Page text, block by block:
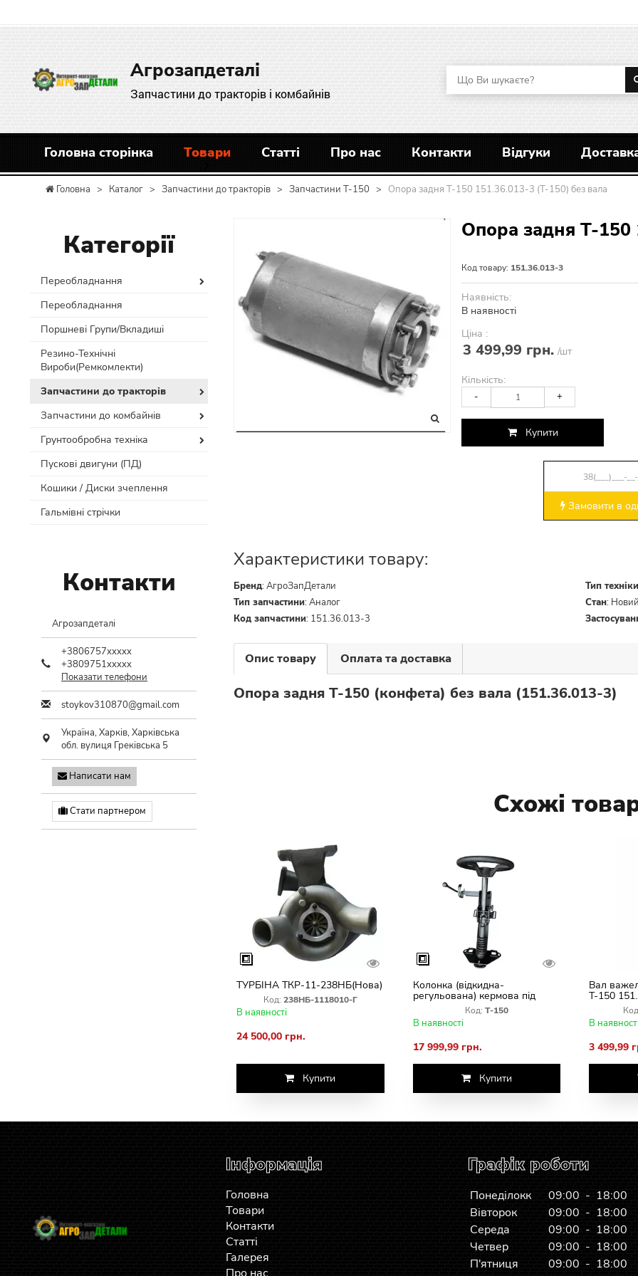
Агрозапдеталі
Запчастини до тракторів і комбайнів
Головна сторінка Товари Статті Про нас Контакти Відгуки
Головна > Каталог > Запчастини до тракторів > Запчастини Т-150 > Опора задня Т-150 151.36.013-3 (Т-150) без вала
Опора задня Т-150
Код товару: 151.36.013-3
Наявність:
В наявності
Ціна :
3 499,99 грн. /шт
Кількість:
- +
Купити
Замовити в
Характеристики товару:
Бренд:АгроЗапДетали
Тип техніки
Тип запчастини:Аналог Стан:
Код запчастини: 151.36.013-3
Опис товару Оплата та доставка
Опора задня Т-150 (конфета) без вала (151.36.013-3)
Схожі
ТУРБІНА ТКР-11-238НБ(Нова)
Код: 238НБ-1118010-Г
В наявності
24 500,00 грн.
Купити
Колонка (відкидна-
регульована) кермова під
насос дозатор Т-150
Код: Т-150
В наявності
17 999,99 грн.
Купити
Вал
Т-150
В
3 499,99
Категорії
Переобладнання
Переобладнання
Поршневі Групи/Вкладиші
Резино-Технічні
Вироби(Ремкомлекти)
Запчастини до тракторів
Запчастини до комбайнів
Грунтообробна техніка
Пускові двигуни (ПД)
Кошики / Диски зчеплення
Гальмівні стрічки
Контакти
Агрозапдеталі
+3806757xxxxx
+3809751xxxxx
Показати телефони
stoykov310870@gmail.com
Україна,Харків,Харківська
обл. вулиця Греківська 5
Написати нам
Стати партнером
Інформація
Головна
Товари
Контакти
Статті
Галерея
Графік роботи
Понеділокк
09:00 - 18:00
Вівторок
09:00 - 18:00
Середа
09:00 - 18:00
Четвер
09:00 - 18:00
П'ятниця
09:00 - 18:00